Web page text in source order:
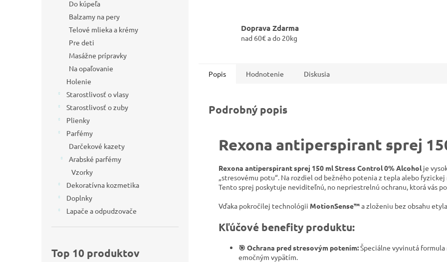
Do kúpeľa
Balzamy na pery
Telové mlieka a krémy
Pre deti
Masážne prípravky
Na opaľovanie
Holenie
Starostlivosť o vlasy
Starostlivosť o zuby
Plienky
Parfémy
Darčekové kazety
Arabské parfémy
Vzorky
Dekoratívna kozmetika
Doplnky
Lapače a odpudzovače
Top 10 produktov
Doprava Zdarma
nad 60€ a do 20kg
Popis Hodnotenie Diskusia
Podrobný popis
Rexona antiperspirant sprej
Rexona antiperspirant sprej 150 ml Stress Control 0% Alcoholje
„stresovému potu“. Na rozdiel od bežného potenia z tepla alebo
Tento sprej poskytuje neviditeľnú, no nepriestrelnú ochranu, ktorá vás
Vďaka pokročilej technológii MotionSense™a zloženiu bez obsahu
Kľúčové benefity produktu:
🎯 Ochrana pred stresovým potením:Špeciálne vyvinutá
emočným vypätím.